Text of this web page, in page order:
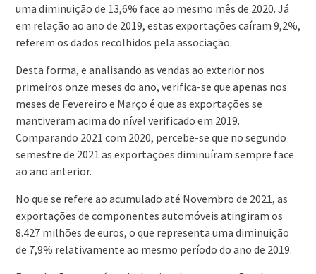
uma diminuição de 13,6% face ao mesmo mês de 2020. Já
em relação ao ano de 2019, estas exportações caíram 9,2%,
referem os dados recolhidos pela associação.
Desta forma, e analisando as vendas ao exterior nos
primeiros onze meses do ano, verifica-se que apenas nos
meses de Fevereiro e Março é que as exportações se
mantiveram acima do nível verificado em 2019.
Comparando 2021 com 2020, percebe-se que no segundo
semestre de 2021 as exportações diminuíram sempre face
ao ano anterior.
No que se refere ao acumulado até Novembro de 2021, as
exportações de componentes automóveis atingiram os
8.427 milhões de euros, o que representa uma diminuição
de 7,9% relativamente ao mesmo período do ano de 2019.